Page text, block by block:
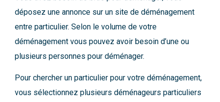
déposez une annonce sur un site de déménagement
entre particulier. Selon le volume de votre
déménagement vous pouvez avoir besoin d’une ou
plusieurs personnes pour déménager.
Pour chercher un particulier pour votre déménagement,
vous sélectionnez plusieurs déménageurs particuliers